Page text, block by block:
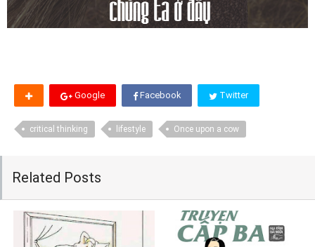
Google Facebook Twitter
critical thinking lifestyle Once upon a cow
Related Posts